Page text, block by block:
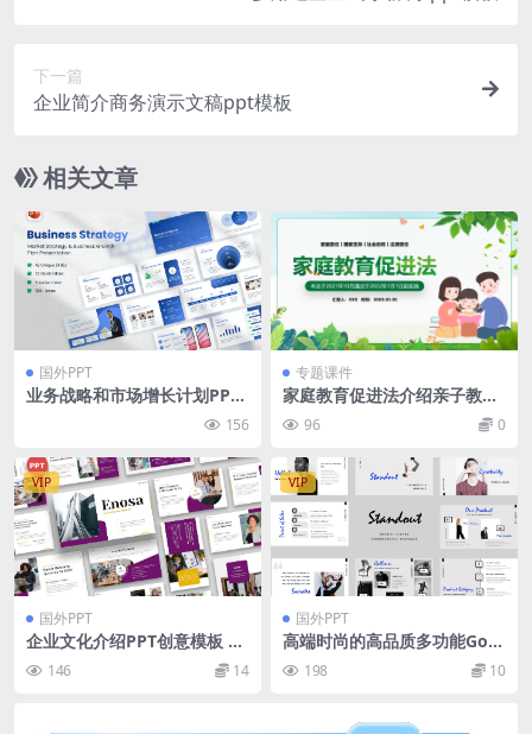
下一篇
企业简介商务演示文稿ppt模板
相关文章
国外PPT
业务战略和市场增长计划PPT
幻灯片模板 Business Strate
gy & Market Growth Plan
Powerpoint
156
专题课件
家庭教育促进法介绍亲子教育
知识课件ppt模板
96 0
VIP
国外PPT
企业文化介绍PPT创意模板 En
osa – Business Powerpoint
146 14
VIP
国外PPT
高端时尚的高品质多功能Goo
gle Slides幻灯片powerpoint
演示模版（pptx）
198 10